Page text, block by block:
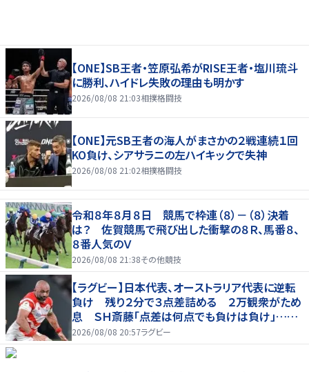
【ONE】SB王者・笠原弘希がRISE王者・塩川琉斗
に勝利、ハイドレ失敗の理由も明かす
2026/08/08 21:03相撲格闘技
【ONE】元SB王者の海人がまさかの２戦連続１回
KO負け、シアサラニの左ハイキックで失神
2026/08/08 21:02相撲格闘技
令和８年８月８日 競馬で枠連（８）－（８）決着
は？ 佐賀競馬で飛び出した衝撃の８Ｒ、馬番８、
８番人気のＶ
2026/08/08 21:38その他競技
【ラグビー】日本代表、オーストラリア代表に逆転
負け 残り２分で３点差詰める ２万観衆がため
息 ＳＨ斎藤「点差は何点でも負けは負け」…前
半にＳＯ伊藤龍が先制トライ、３２ー３５で惜敗
2026/08/08 20:57ラグビー